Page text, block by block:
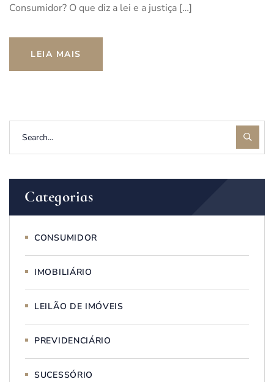
Consumidor? O que diz a lei e a justiça […]
LEIA MAIS
Categorias
CONSUMIDOR
IMOBILIÁRIO
LEILÃO DE IMÓVEIS
PREVIDENCIÁRIO
SUCESSÓRIO